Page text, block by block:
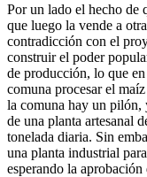
Por un lado el hecho de
que luego la vende a
contradicción con el
construir el poder
de producción, lo que
comuna procesar el
la comuna hay un pilón,
de una planta artesanal
tonelada diaria. Sin
una planta industrial
esperando la aprobación